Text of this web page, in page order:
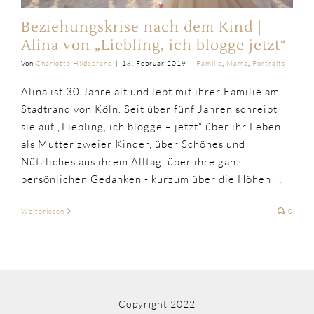
Beziehungskrise nach dem Kind |
Alina von „Liebling, ich blogge jetzt“
Von Charlotte Hildebrand | 18. Februar 2019 | Familie, Mama, Portraits
Alina ist 30 Jahre alt und lebt mit ihrer Familie am
Stadtrand von Köln. Seit über fünf Jahren schreibt
sie auf „Liebling, ich blogge – jetzt“ über ihr Leben
als Mutter zweier Kinder, über Schönes und
Nützliches aus ihrem Alltag, über ihre ganz
persönlichen Gedanken - kurzum über die Höhen ...
Weiterlesen 0
Copyright 2022